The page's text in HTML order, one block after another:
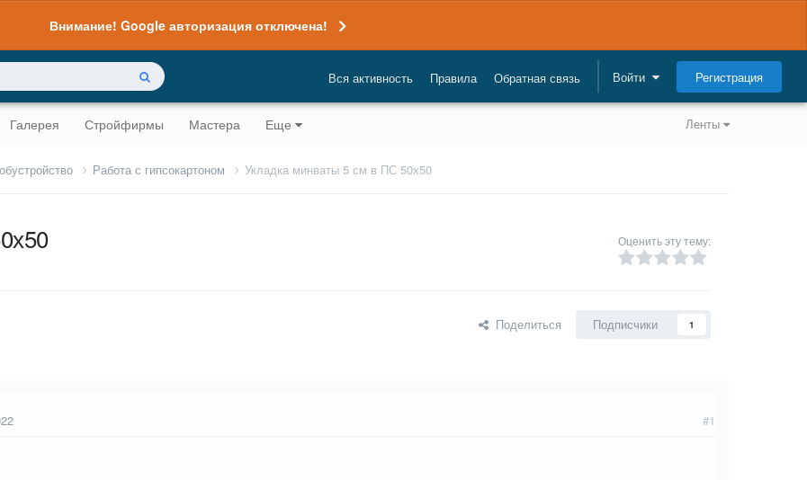
Внимание! Google авторизация отключена!
Вся активность Правила Обратная связь Войти Регистрация
Ленты
Галерея Стройфирмы Мастера Еще
Работа с гипсокартоном Укладка минваты 5 см в ПС 50х50
Оценить эту тему:
Поделиться Подписчики 1
#1